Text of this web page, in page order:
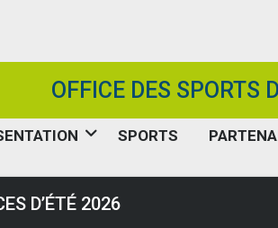
OFFICE DES SPORTS
SPORTS
D’ÉTÉ 2026